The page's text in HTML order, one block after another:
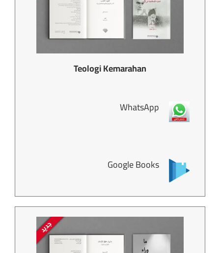
Teologi Kemarahan
WhatsApp
Google Books